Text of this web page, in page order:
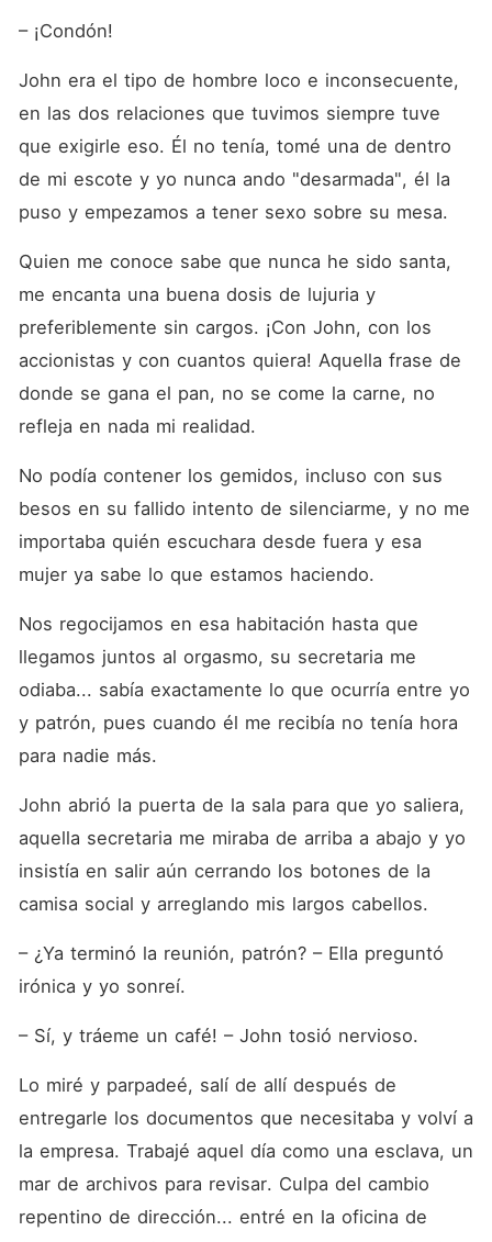
– ¡Condón!
John era el tipo de hombre loco e inconsecuente,
en las dos relaciones que tuvimos siempre tuve
que exigirle eso. Él no tenía, tomé una de dentro
de mi escote y yo nunca ando "desarmada", él la
puso y empezamos a tener sexo sobre su mesa.
Quien me conoce sabe que nunca he sido santa,
me encanta una buena dosis de lujuria y
preferiblemente sin cargos. ¡Con John, con los
accionistas y con cuantos quiera! Aquella frase de
donde se gana el pan, no se come la carne, no
refleja en nada mi realidad.
No podía contener los gemidos, incluso con sus
besos en su fallido intento de silenciarme, y no me
importaba quién escuchara desde fuera y esa
mujer ya sabe lo que estamos haciendo.
Nos regocijamos en esa habitación hasta que
llegamos juntos al orgasmo, su secretaria me
odiaba... sabía exactamente lo que ocurría entre yo
y patrón, pues cuando él me recibía no tenía hora
para nadie más.
John abrió la puerta de la sala para que yo saliera,
aquella secretaria me miraba de arriba a abajo y yo
insistía en salir aún cerrando los botones de la
camisa social y arreglando mis largos cabellos.
– ¿Ya terminó la reunión, patrón? – Ella preguntó
irónica y yo sonreí.
– Sí, y tráeme un café! – John tosió nervioso.
Lo miré y parpadeé, salí de allí después de
entregarle los documentos que necesitaba y volví a
la empresa. Trabajé aquel día como una esclava, un
mar de archivos para revisar. Culpa del cambio
repentino de dirección... entré en la oficina de